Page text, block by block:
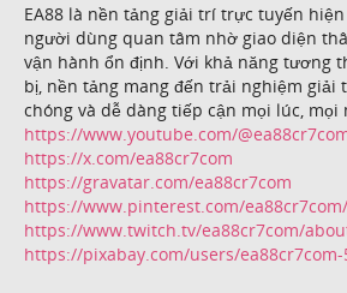
EA88 là nền tảng giải trí trực tuyến
người dùng quan tâm nhờ giao diện
vận hành ổn định. Với khả năng tương
bị, nền tảng mang đến trải nghiệm
chóng và dễ dàng tiếp cận mọi lúc, mọi
https://www.youtube.com/
https://x.com/ea88cr7com
https://gravatar.com/ea88cr7com
https://www.pinterest.com/ea88cr7com/
https://www.twitch.tv/ea88cr7com/
https://pixabay.com/users/ea88cr7com-